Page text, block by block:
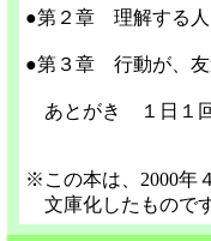
●第２章 理解する人
●第３章 行動が、友
あとがき １日１回
※この本は、2000年
文庫化したものです